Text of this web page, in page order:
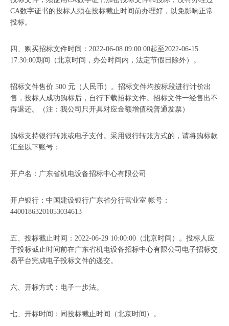
CA数字证书的投标人须在投标截止时间前办理好，以免影响正常
投标。
四、购买招标文件时间：2022-06-08 09:00:00起至2022-06-15
17:30:00期间（北京时间，办公时间内，法定节假日除外）。
招标文件售价 500 元（人民币）。招标文件均按标段进行计价出
售，投标人成功购标后，自行下载招标文件。招标文件一经售出不
得退还。（注：我公司只开具对应金额增值税普通发票）
购标支持银行转账或电子支付。采用银行转账方式的，请将购标款
汇至以下账号：
开户名：广东省机电设备招标中心有限公司
开户银行：中国建设银行广东省分行营业室 帐号：
44001863201053034613
五、投标截止时间：2022-06-29 10:00:00（北京时间）。投标人应
于投标截止时间前在广东省机电设备招标中心有限公司电子招标交
易平台完成电子投标文件的递交。
六、开标方式：电子一步法。
七、开标时间：同投标截止时间（北京时间）。